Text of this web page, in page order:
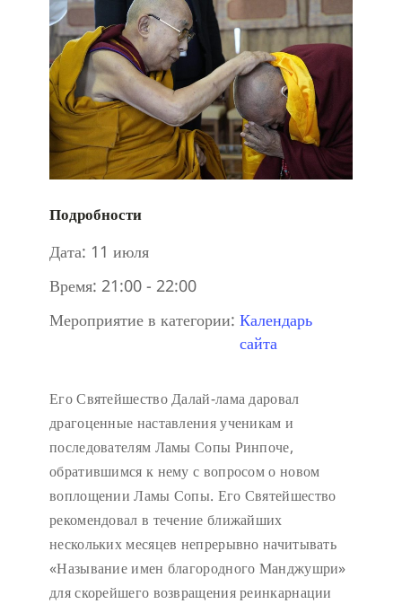
Подробности
Дата: 11 июля
Время: 21:00 - 22:00
Мероприятие в категории: Календарь
сайта
Его Святейшество Далай-лама даровал
драгоценные наставления ученикам и
последователям Ламы Сопы Ринпоче,
обратившимся к нему с вопросом о новом
воплощении Ламы Сопы. Его Святейшество
рекомендовал в течение ближайших
нескольких месяцев непрерывно начитывать
«Называние имен благородного Манджушри»
для скорейшего возвращения реинкарнации